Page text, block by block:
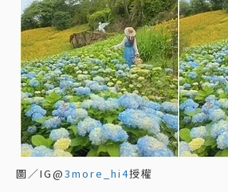
圖／IG@3more_hi4授權